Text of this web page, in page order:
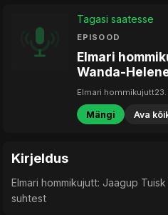
Tagasi saatesse
EPISOOD
Elmari
Wanda-
Elmari hommikujutt
Mängi Ava
Kirjeldus
Elmari hommikujutt: Jaagup
suhtest